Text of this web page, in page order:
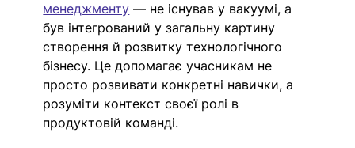
менеджменту — не існував у вакуумі, а
був інтегрований у загальну картину
створення й розвитку технологічного
бізнесу. Це допомагає учасникам не
просто розвивати конкретні навички, а
розуміти контекст своєї ролі в
продуктовій команді.